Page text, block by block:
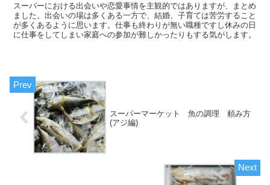
スーパーにおける出会いや恋愛事情を主観的ではありますが、まとめ
ました。出会いの場は多くある一方で、結婚、子育ては苦労すること
が多くあるように思います。仕事も終わりが無い職種ですし休みの日
に仕事をしてしまい家庭への参加が難しかったりもする気がします。
スーパーマーケット 魚の調理 頼み方
(アジ編)